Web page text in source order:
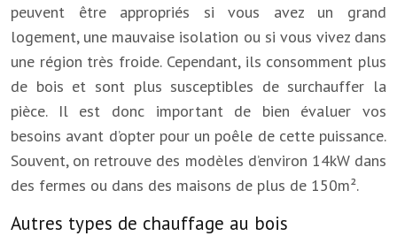
peuvent être appropriés si vous avez un grand
logement, une mauvaise isolation ou si vous vivez dans
une région très froide. Cependant, ils consomment plus
de bois et sont plus susceptibles de surchauffer la
pièce. Il est donc important de bien évaluer vos
besoins avant d’opter pour un poêle de cette puissance.
Souvent, on retrouve des modèles d’environ 14kW dans
des fermes ou dans des maisons de plus de 150m².
Autres types de chauffage au bois